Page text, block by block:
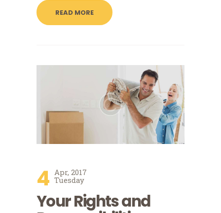
READ MORE
4 Apr, 2017
Tuesday
Your Rights and